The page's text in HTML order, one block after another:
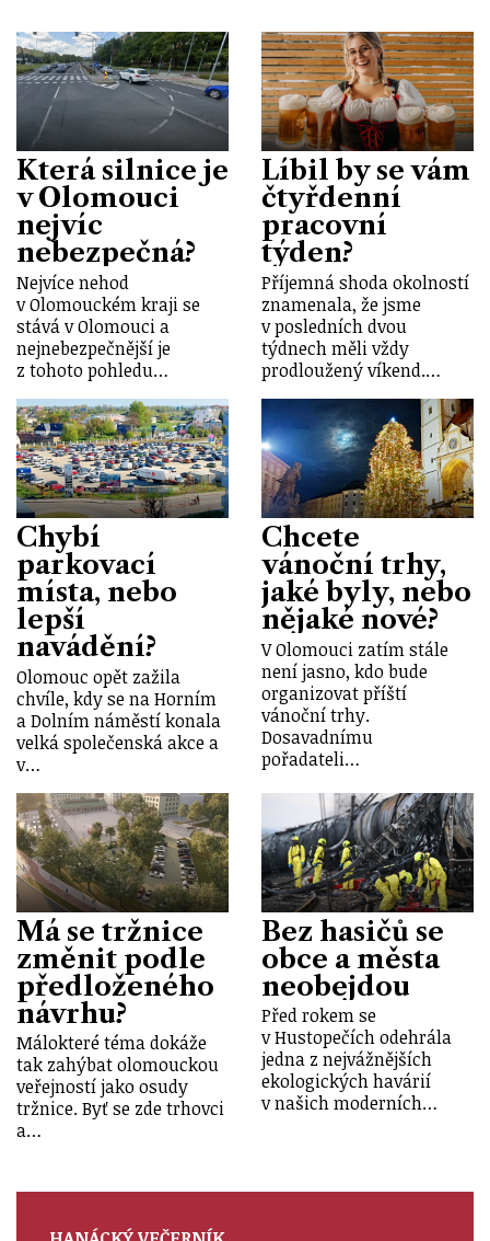
Která silnice je
v Olomouci
nejvíc
nebezpečná?
Nejvíce nehod
v Olomouckém kraji se
stává v Olomouci a
nejnebezpečnější je
z tohoto pohledu…
Líbil by se vám
čtyřdenní
pracovní
týden?
Příjemná shoda okolností
znamenala, že jsme
v posledních dvou
týdnech měli vždy
prodloužený víkend.…
Chybí
parkovací
místa, nebo
lepší
navádění?
Olomouc opět zažila
chvíle, kdy se na Horním
a Dolním náměstí konala
velká společenská akce a
v…
Chcete
vánoční trhy,
jaké byly, nebo
nějaké nové?
V Olomouci zatím stále
není jasno, kdo bude
organizovat příští
vánoční trhy.
Dosavadnímu
pořadateli…
Má se tržnice
změnit podle
předloženého
návrhu?
Málokteré téma dokáže
tak zahýbat olomouckou
veřejností jako osudy
tržnice. Byť se zde trhovci
a…
Bez hasičů se
obce a města
neobejdou
Před rokem se
v Hustopečích odehrála
jedna z nejvážnějších
ekologických havárií
v našich moderních…